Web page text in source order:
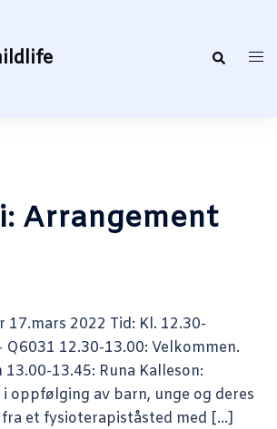
Search
Arrangement
17.mars 2022 Tid: Kl. 12.30-
Q6031 12.30-13.00: Velkommen.
13.45: Runa Kalleson:
oppfølging av barn, unge og deres
et fysioterapiståsted med […]